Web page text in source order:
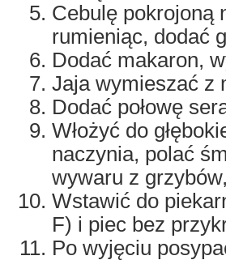
Cebulę pokrojoną
rumieniąc, dodać
Dodać makaron,
Jaja wymieszać z
Dodać połowę
Włożyć do
naczynia, polać
wywaru z
Wstawić do
F) i piec bez
Po wyjęciu